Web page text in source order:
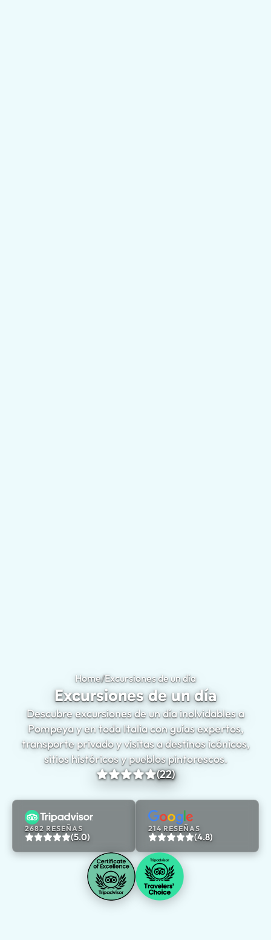
Home/Excursiones de un día
Excursiones de un día
Descubre excursiones de un día inolvidables a
Pompeya y en toda Italia con guías expertos,
transporte privado y visitas a destinos icónicos,
sitios históricos y pueblos pintorescos.
(22)
2682 RESEÑAS
(5.0)
214 RESEÑAS
(4.8)